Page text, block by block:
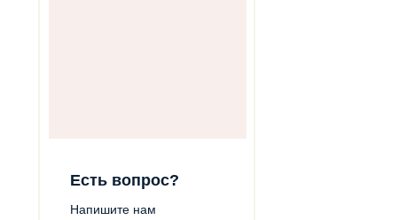
Есть вопрос?
Напишите нам